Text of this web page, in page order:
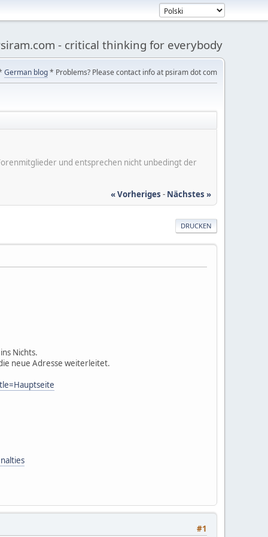
- critical thinking for everybody
German blog* Problems? Please contact info at psiram dot com
und entsprechen nicht unbedingt der
« Vorheriges - Nächstes »
DRUCKEN
Nichts.
neue Adresse weiterleitet.
#1